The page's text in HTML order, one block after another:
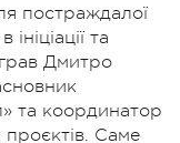
постраждалої
та
Дмитро
та координатор
Саме